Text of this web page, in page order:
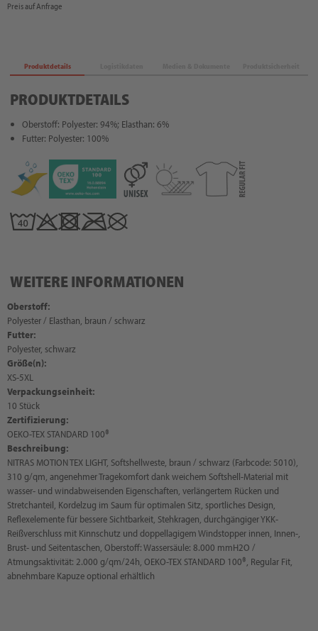
Preis auf Anfrage
Produktdetails
PRODUKTDETAILS
Oberstoff: Polyester: 94%; Elasthan: 6%
Futter: Polyester: 100%
WEITERE INFORMATIONEN
Oberstoff:
Polyester / Elasthan, braun / schwarz
Futter:
Polyester, schwarz
Größe(n):
XS-5XL
Verpackungseinheit:
10 Stück
Zertifizierung:
OEKO-TEX STANDARD 100®
Beschreibung:
NITRAS MOTION TEX LIGHT, Softshellweste, braun / schwarz (Farbcode: 5010),
310 g/qm, angenehmer Tragekomfort dank weichem Softshell-Material mit
wasser- und windabweisenden Eigenschaften, verlängertem Rücken und
Stretchanteil, Kordelzug im Saum für optimalen Sitz, sportliches Design,
Reflexelemente für bessere Sichtbarkeit, Stehkragen, durchgängiger YKK-
Reißverschluss mit Kinnschutz und doppellagigem Windstopper innen, Innen-,
Brust- und Seitentaschen, Oberstoff: Wassersäule: 8.000 mmH2O /
Atmungsaktivität: 2.000 g/qm/24h, OEKO-TEX STANDARD 100®, Regular Fit,
abnehmbare Kapuze optional erhältlich